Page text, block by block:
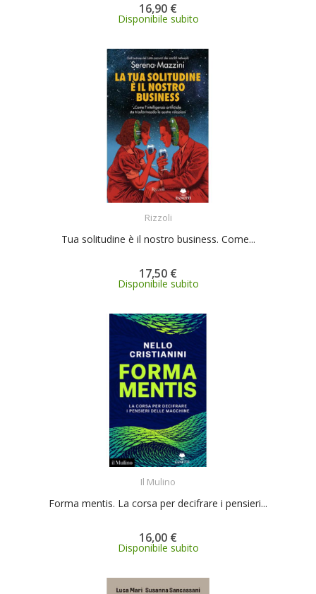
16,90 €
Disponibile subito
Rizzoli
Tua solitudine è il nostro business. Come...
17,50 €
Disponibile subito
Il Mulino
Forma mentis. La corsa per decifrare i pensieri...
16,00 €
Disponibile subito